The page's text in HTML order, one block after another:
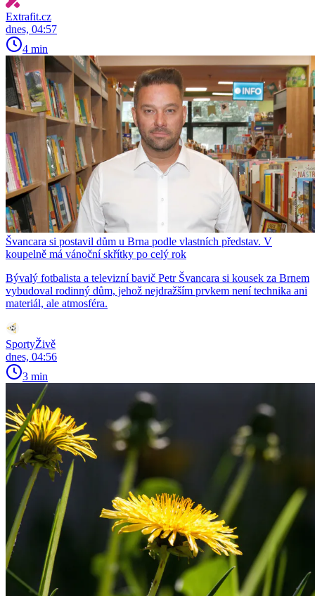
Extrafit.cz
dnes, 04:57
4 min
Švancara si postavil dům u Brna podle vlastních představ. V
koupelně má vánoční skřítky po celý rok
Bývalý fotbalista a televizní bavič Petr Švancara si kousek za Brnem
vybudoval rodinný dům, jehož nejdražším prvkem není technika ani
materiál, ale atmosféra.
SportyŽivě
dnes, 04:56
3 min